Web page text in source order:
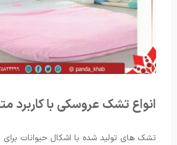
انواع تشک عروسکی با کاربرد
تشک های تولید شده با اشکال حیوانات برای